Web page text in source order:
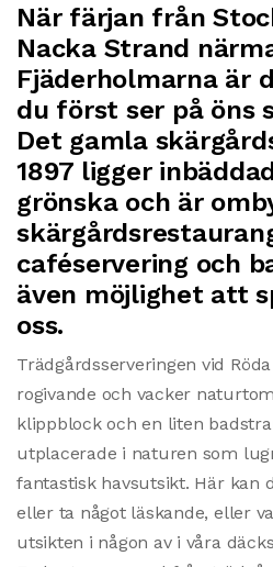
När färjan från
Nacka Strand
Fjäderholmarna är
du först ser på öns
Det gamla
1897 ligger
grönska och är
caféservering och
även möjlighet att
oss.
Trädgårdsserveringen vid
rogivande och vacker
klippblock och en liten
utplacerade i naturen som
fantastisk havsutsikt. Här kan
eller ta något läskande, eller
utsikten i någon av i våra